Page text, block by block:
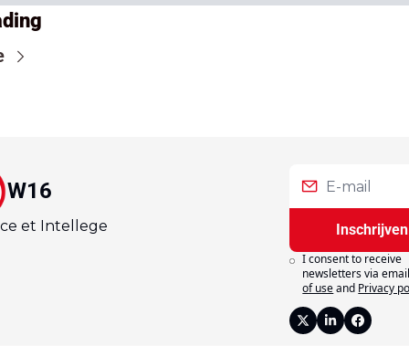
W16
et Intellege Inschrijven
I consent to receive
newsletters via
of useand Privacy